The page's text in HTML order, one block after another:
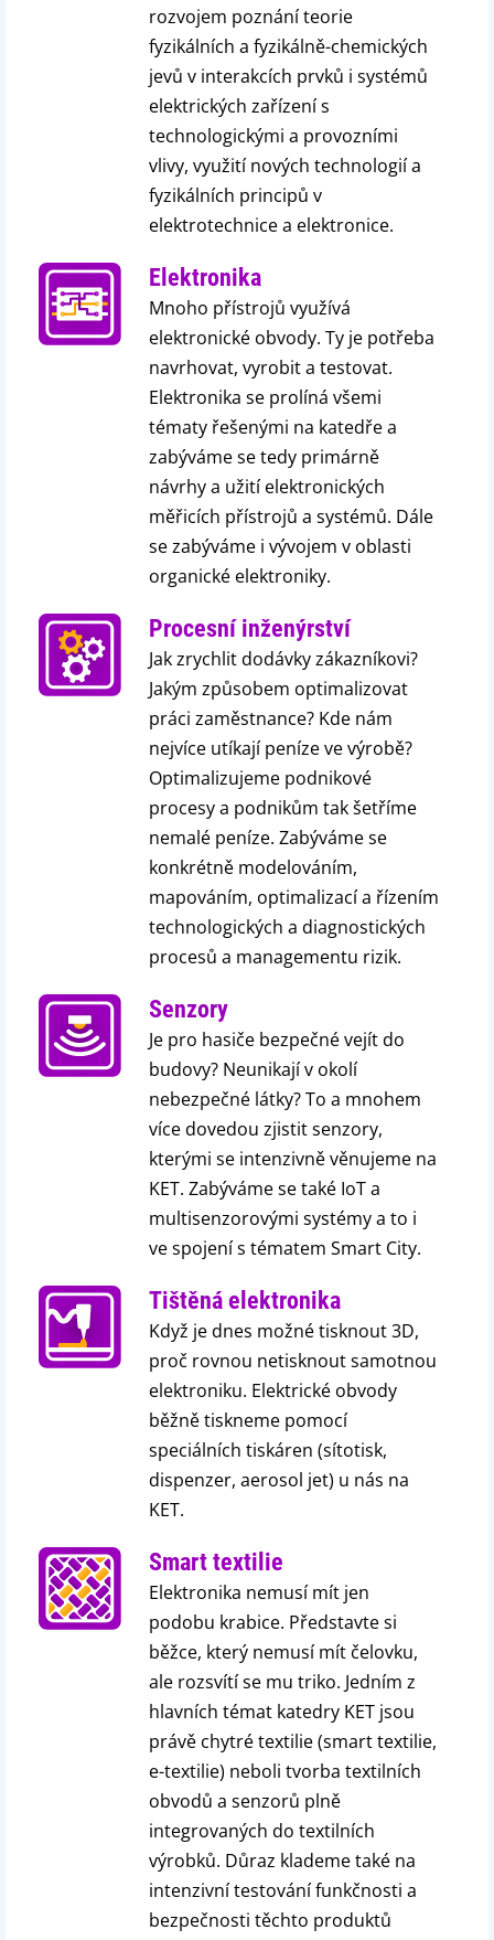
rozvojem poznání teorie
fyzikálních a fyzikálně-chemických
jevů v interakcích prvků i systémů
elektrických zařízení s
technologickými a provozními
vlivy, využití nových technologií a
fyzikálních principů v
elektrotechnice a elektronice.
Elektronika
Mnoho přístrojů využívá
elektronické obvody. Ty je potřeba
navrhovat, vyrobit a testovat.
Elektronika se prolíná všemi
tématy řešenými na katedře a
zabýváme se tedy primárně
návrhy a užití elektronických
měřicích přístrojů a systémů. Dále
se zabýváme i vývojem v oblasti
organické elektroniky.
Procesní inženýrství
Jak zrychlit dodávky zákazníkovi?
Jakým způsobem optimalizovat
práci zaměstnance? Kde nám
nejvíce utíkají peníze ve výrobě?
Optimalizujeme podnikové
procesy a podnikům tak šetříme
nemalé peníze. Zabýváme se
konkrétně modelováním,
mapováním, optimalizací a řízením
technologických a diagnostických
procesů a managementu rizik.
Senzory
Je pro hasiče bezpečné vejít do
budovy? Neunikají v okolí
nebezpečné látky? To a mnohem
více dovedou zjistit senzory,
kterými se intenzivně věnujeme na
KET. Zabýváme se také IoT a
multisenzorovými systémy a to i
ve spojení s tématem Smart City.
Tištěná elektronika
Když je dnes možné tisknout 3D,
proč rovnou netisknout samotnou
elektroniku. Elektrické obvody
běžně tiskneme pomocí
speciálních tiskáren (sítotisk,
dispenzer, aerosol jet) u nás na
KET.
Smart textilie
Elektronika nemusí mít jen
podobu krabice. Představte si
běžce, který nemusí mít čelovku,
ale rozsvítí se mu triko. Jedním z
hlavních témat katedry KET jsou
právě chytré textilie (smart textilie,
e-textilie) neboli tvorba textilních
obvodů a senzorů plně
integrovaných do textilních
výrobků. Důraz klademe také na
intenzivní testování funkčnosti a
bezpečnosti těchto produktů